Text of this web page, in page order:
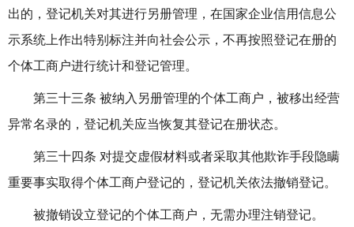
出的，登记机关对其进行另册管理，在国家企业信用信息公
示系统上作出特别标注并向社会公示，不再按照登记在册的
个体工商户进行统计和登记管理。
第三十三条 被纳入另册管理的个体工商户，被移出经营
异常名录的，登记机关应当恢复其登记在册状态。
第三十四条 对提交虚假材料或者采取其他欺诈手段隐瞒
重要事实取得个体工商户登记的，登记机关依法撤销登记。
被撤销设立登记的个体工商户，无需办理注销登记。